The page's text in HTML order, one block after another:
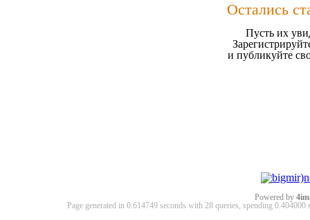
Остались
Пусть их
и публикуйте
Powered by
Page generated in 0.614749 seconds with 28 queries, spending